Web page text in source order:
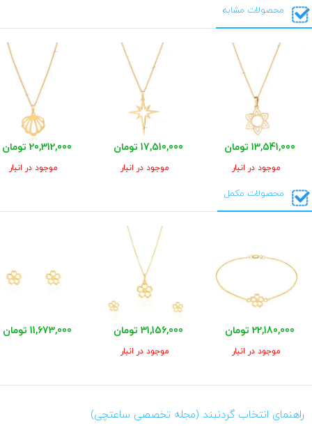
محصولات مشابه
13,541,000 تومان
موجود در انبار
17,510,000 تومان
موجود در انبار
20,312,000 تومان
موجود در انبار
محصولات مکمل
22,180,000 تومان
موجود در انبار
31,156,000 تومان
موجود در انبار
11,673,000 تومان
راهنمای انتخاب گردنبند (مجله تخصصی ساعتچی)